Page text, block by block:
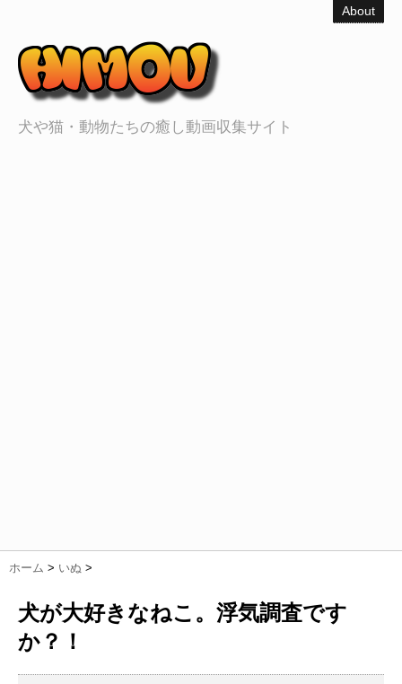
About
犬や猫・動物たちの癒し動画収集サイト
ホーム > いぬ >
犬が大好きなねこ。浮気調査です
か？！